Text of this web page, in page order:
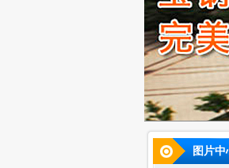
图片中